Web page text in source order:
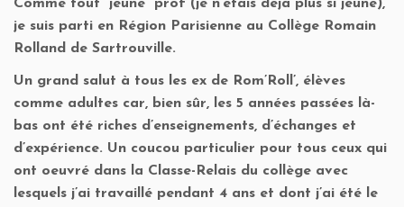
Comme tout “jeune” prof (je n’étais déjà plus si jeune),
je suis parti en Région Parisienne au Collège Romain
Rolland de Sartrouville.
Un grand salut à tous les ex de Rom’Roll’, élèves
comme adultes car, bien sûr, les 5 années passées là-
bas ont été riches d’enseignements, d’échanges et
d’expérience. Un coucou particulier pour tous ceux qui
ont oeuvré dans la Classe-Relais du collège avec
lesquels j’ai travaillé pendant 4 ans et dont j’ai été le